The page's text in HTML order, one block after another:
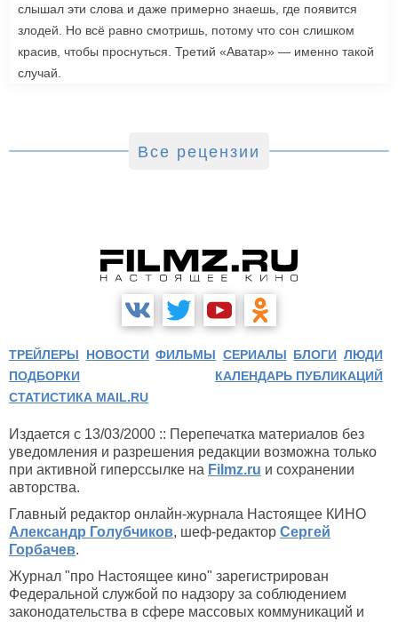
слышал эти слова и даже примерно знаешь, где появится
злодей. Но всё равно смотришь, потому что сон слишком
красив, чтобы проснуться. Третий «Аватар» — именно такой
случай.
Все рецензии
ТРЕЙЛЕРЫ НОВОСТИ ФИЛЬМЫ СЕРИАЛЫ БЛОГИ ЛЮДИ
ПОДБОРКИ
КАЛЕНДАРЬ ПУБЛИКАЦИЙ
СТАТИСТИКА MAIL.RU
Издается с 13/03/2000 :: Перепечатка материалов без
уведомления и разрешения редакции возможна только
при активной гиперссылке на Filmz.ru и сохранении
авторства.
Главный редактор онлайн-журнала Настоящее КИНО
Александр Голубчиков, шеф-редактор Сергей
Горбачев.
Журнал "про Настоящее кино" зарегистрирован
Федеральной службой по надзору за соблюдением
законодательства в сфере массовых коммуникаций и